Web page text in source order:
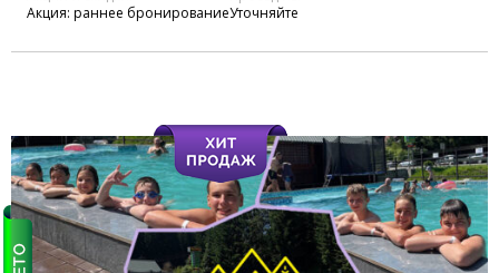
Акция: раннее бронированиеУточняйте